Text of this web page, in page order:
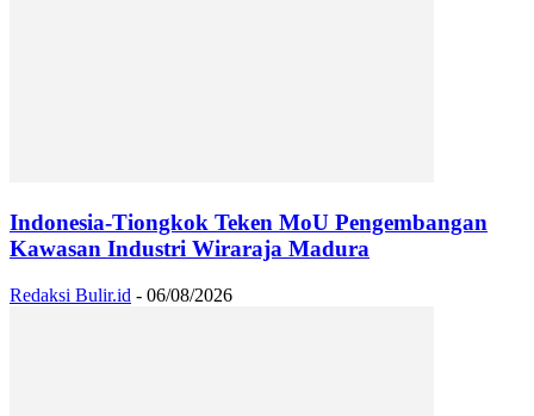
Indonesia-Tiongkok Teken MoU Pengembangan
Kawasan Industri Wiraraja Madura
Redaksi Bulir.id - 06/08/2026